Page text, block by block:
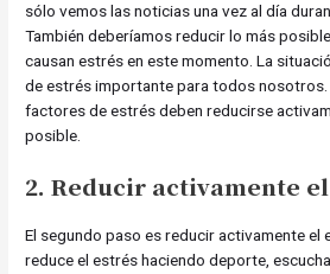
sólo vemos las noticias una vez al día
También deberíamos reducir lo más
causan estrés en este momento. La
de estrés importante para todos
factores de estrés deben reducirse
posible.
2. Reducir activamente
El segundo paso es reducir activamente el
reduce el estrés haciendo deporte,